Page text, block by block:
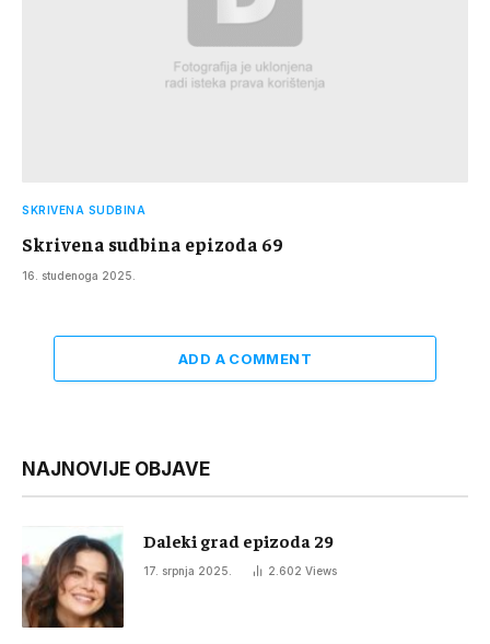
SKRIVENA SUDBINA
Skrivena sudbina epizoda 69
16. studenoga 2025.
ADD A COMMENT
NAJNOVIJE OBJAVE
Daleki grad epizoda 29
17. srpnja 2025. 2.602 Views